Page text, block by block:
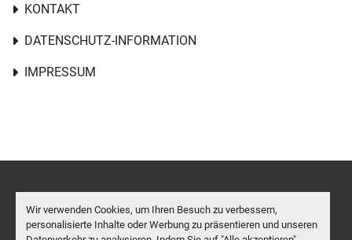
Wir verwenden Cookies, um Ihren Besuch zu verbessern,
personalisierte Inhalte oder Werbung zu präsentieren und unseren
KONTAKT
DATENSCHUTZ-INFORMATION
IMPRESSUM
Cookie-Einstellungen
Machinio System-Website vonMachinio